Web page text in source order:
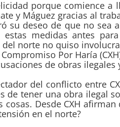
porque comience
y Máguez gracias al
su deseo de que no sea
medidas antes
norte no quiso
Por Haría
de obras
del conflicto entre
de tener una obra ilegal
cosas. Desde CXH
en el norte?